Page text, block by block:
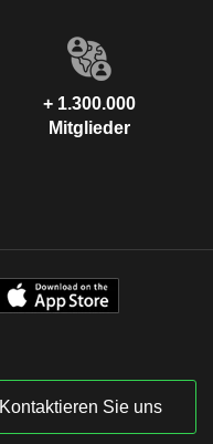
+ 1.300.000
Mitglieder
Kontaktieren Sie uns